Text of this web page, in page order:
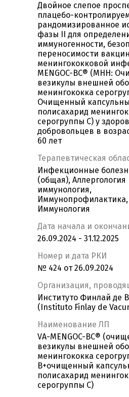
Двойное слепое
плацебо-
рандомизированное
фазы II для
иммуногенности,
переносимости
менингококковой
MENGOC-BC® (МНН:
везикулы внешней
менингококка
Очищенный
полисахарид
серогруппы С) у
добровольцев в
60 лет
Терапевтическая
Инфекционные
(общая), Аллергология
иммунология,
Иммунопрофилактика,
Иммунология
Дата начала и
26.09.2024 - 31.12.2025
Номер и дата РКИ
№ 424 от 26.09.2024
Организация,
Институто Финлай де
(Instituto Finlay de
Наименование ЛП
VA-MENGOC-BC®
везикулы внешней
менингококка
В+очищенный
полисахарид
серогруппы С)